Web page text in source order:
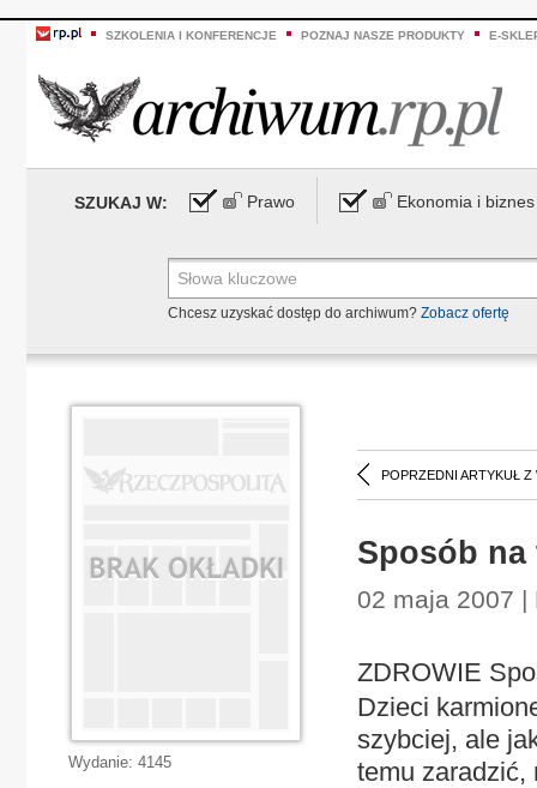
SZKOLENIA I KONFERENCJE POZNAJ NASZE PRODUKTY E-
SZUKAJ W: Prawo Ekonomia i biznes
Chcesz uzyskać dostęp do archiwum? Zobacz ofertę
POPRZEDNI ARTYKUŁ Z
Sposób na
02 maja 2007 |
ZDROWIE
Dzieci
szybciej, ale
temu zaradzić,
Wydanie: 4145